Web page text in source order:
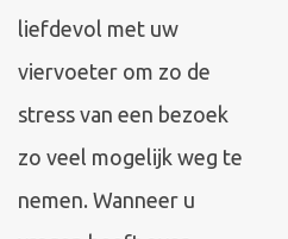
liefdevol met uw
viervoeter om zo de
stress van een bezoek
zo veel mogelijk weg te
nemen. Wanneer u